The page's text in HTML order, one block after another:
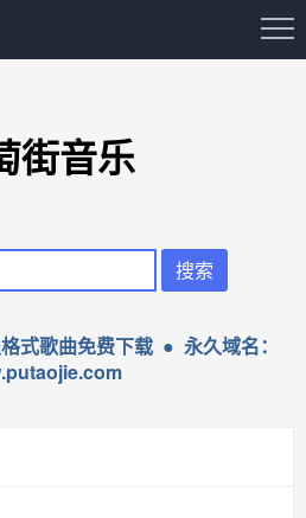
街音乐
式歌曲免费下载 ● 永久域名：